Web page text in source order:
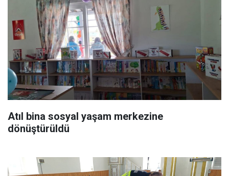
Atıl bina sosyal yaşam merkezine
dönüştürüldü